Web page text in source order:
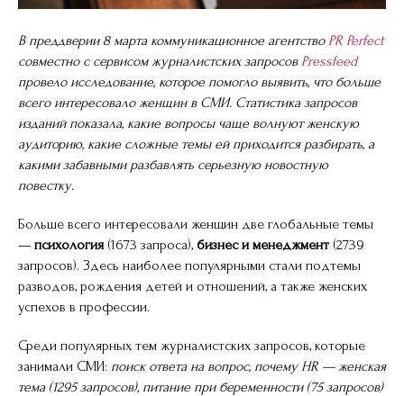
В преддверии 8 марта коммуникационное агентство PR Perfect
совместно с сервисом журналистских запросов Pressfeed
провело исследование, которое помогло выявить, что больше
всего интересовало женщин в СМИ. Статистика запросов
изданий показала, какие вопросы чаще волнуют женскую
аудиторию, какие сложные темы ей приходится разбирать, а
какими забавными разбавлять серьезную новостную
повестку.
Больше всего интересовали женщин две глобальные темы
— психология (1673 запроса), бизнес и менеджмент (2739
запросов). Здесь наиболее популярными стали подтемы
разводов, рождения детей и отношений, а также женских
успехов в профессии.
Среди популярных тем журналистских запросов, которые
занимали СМИ: поиск ответа на вопрос, почему HR — женская
тема (1295 запросов), питание при беременности (75 запросов)